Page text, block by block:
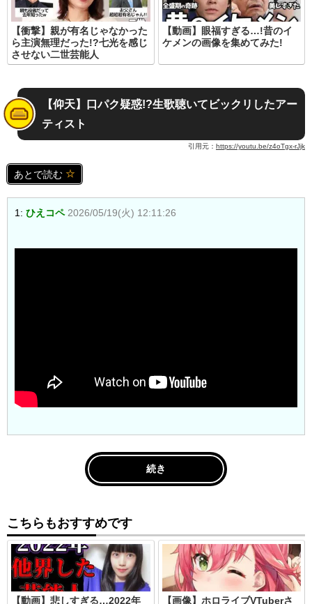
【衝撃】親が有名じゃなかった
ら主演無理だった!?七光を感じ
させない二世芸能人
【動画】眼福すぎる…!昔のイ
ケメンの画像を集めてみた!
【仰天】口パク疑惑!?生歌聴いてビックリしたアー
ティスト
引用元： https://youtu.be/z4oTgx-rJjk
あとで読む
1: ひえコペ 2026/05/19(火) 12:11:26
続き
こちらもおすすめです
【動画】悲しすぎる…2022年 【画像】ホロライブVTuberさ